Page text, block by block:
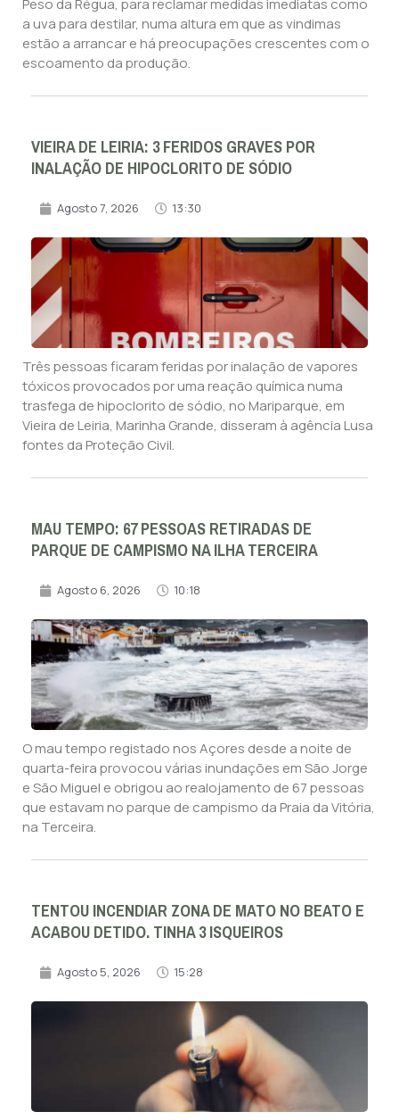
Peso da Régua, para reclamar medidas imediatas como
a uva para destilar, numa altura em que as vindimas
estão a arrancar e há preocupações crescentes com o
escoamento da produção.
VIEIRA DE LEIRIA: 3 FERIDOS GRAVES POR
INALAÇÃO DE HIPOCLORITO DE SÓDIO
Agosto 7, 2026 13:30
Três pessoas ficaram feridas por inalação de vapores
tóxicos provocados por uma reação química numa
trasfega de hipoclorito de sódio, no Mariparque, em
Vieira de Leiria, Marinha Grande, disseram à agência Lusa
fontes da Proteção Civil.
MAU TEMPO: 67 PESSOAS RETIRADAS DE
PARQUE DE CAMPISMO NA ILHA TERCEIRA
Agosto 6, 2026 10:18
O mau tempo registado nos Açores desde a noite de
quarta-feira provocou várias inundações em São Jorge
e São Miguel e obrigou ao realojamento de 67 pessoas
que estavam no parque de campismo da Praia da Vitória,
na Terceira.
TENTOU INCENDIAR ZONA DE MATO NO BEATO E
ACABOU DETIDO. TINHA 3 ISQUEIROS
Agosto 5, 2026 15:28